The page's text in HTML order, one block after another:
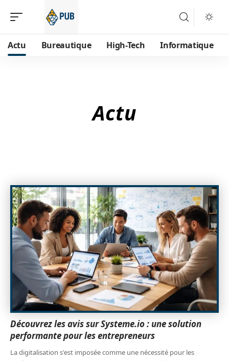
Actu Bureautique High-Tech Informatique
Actu
Découvrez les avis sur Systeme.io : une solution
performante pour les entrepreneurs
La digitalisation s'est imposée comme une nécessité pour les